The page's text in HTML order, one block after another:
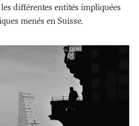
différentes entités impliquées
menés en Suisse.